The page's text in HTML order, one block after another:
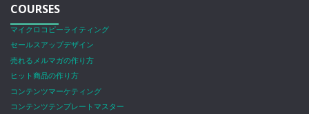
COURSES
マイクロコピーライティング
セールスアップデザイン
売れるメルマガの作り方
ヒット商品の作り方
コンテンツマーケティング
コンテンツテンプレートマスター